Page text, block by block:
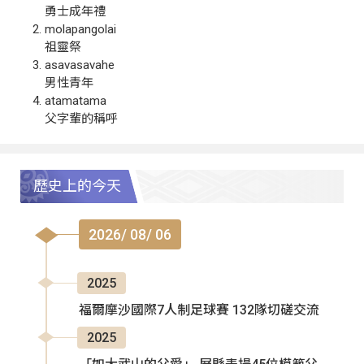
勇士成年禮
molapangolai
祖靈祭
asavasavahe
男性青年
atamatama
父字輩的稱呼
歷史上的今天
2026/ 08/ 06
2025
福爾摩沙國際7人制足球賽 132隊切磋交流
2025